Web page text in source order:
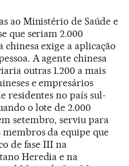
ao Ministério de Saúde e
que seriam 2.000
chinesa exige a aplicação
A agente chinesa
outras 1.200 a mais
e empresários
residentes no país sul-
o lote de 2.000
setembro, serviu para
da equipe que
de fase III na
Heredia e na